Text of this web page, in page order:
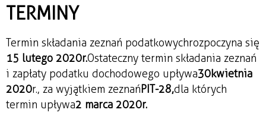
TERMINY
Termin składania zeznań podatkowych rozpoczyna się
15 lutego 2020r.Ostateczny termin składania zeznań
i zapłaty podatku dochodowego upływa30kwietnia
2020r., za wyjątkiem zeznańPIT-28,dla których
termin upływa2 marca 2020r.